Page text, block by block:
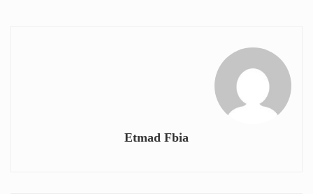
Etmad Fbia